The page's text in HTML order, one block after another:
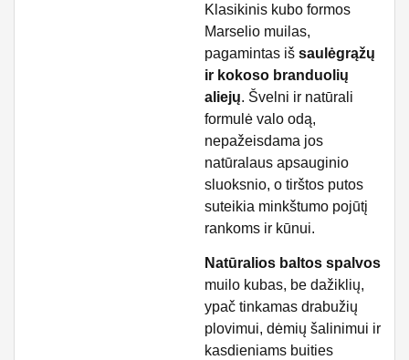
Klasikinis kubo formos
Marselio muilas,
pagamintas iš saulėgrąžų
ir kokoso branduolių
aliejų. Švelni ir natūrali
formulė valo odą,
nepažeisdama jos
natūralaus apsauginio
sluoksnio, o tirštos putos
suteikia minkštumo pojūtį
rankoms ir kūnui.
Natūralios baltos spalvos
muilo kubas, be dažiklių,
ypač tinkamas drabužių
plovimui, dėmių šalinimui ir
kasdieniams buities